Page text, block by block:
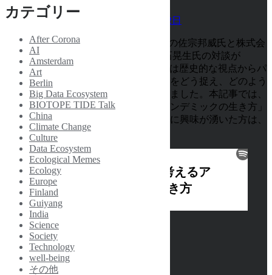
カテゴリー
After Corona
AI
Amsterdam
Art
Berlin
Big Data Ecosystem
BIOTOPE TIDE Talk
China
Climate Change
Culture
Data Ecosystem
Ecological Memes
Ecology
Europe
Finland
Guiyang
India
Science
Society
Technology
well-being
その他
Published byBIOTOPE 2020年10月12日
2020年4月末に株式会社BIOTOPE代表の佐宗邦威氏と株式会
社goscobe代表かつ歴史学者である三石晃生氏の対談が
Facebook Liveで行われました。対談では歴史的な視点からパ
ンデミックを扱い、私たちがコロナ禍をどう捉え、どのよう
に生きていくべきかについて議論されました。本記事では、
この対談「歴史学者と考えるポストパンデミックの生き方」
についてレポートします。議論の全貌に興味が湧いた方は、
ぜひポッドキャストへ！